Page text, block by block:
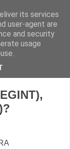
its services
user-agent are
and security
usage